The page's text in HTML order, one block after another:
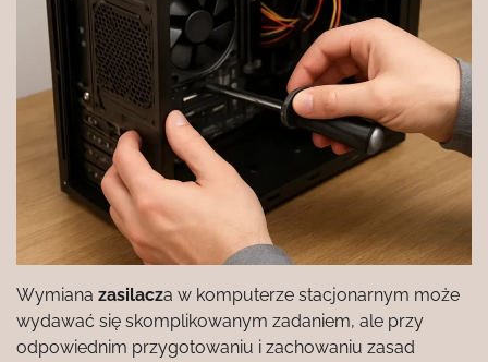
Wymiana zasilacza w komputerze stacjonarnym może
wydawać się skomplikowanym zadaniem, ale przy
odpowiednim przygotowaniu i zachowaniu zasad